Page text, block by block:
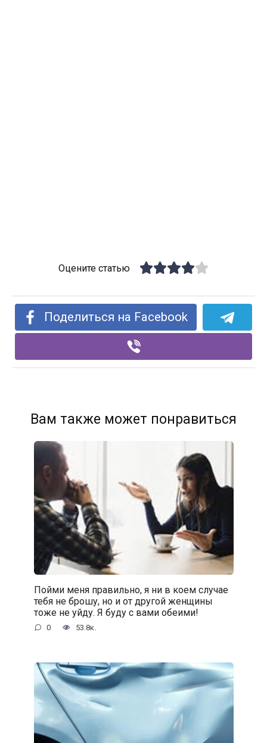
Оцените статью
Поделиться на Facebook
Вам также может понравиться
Пойми меня правильно, я ни в коем случае
тебя не брошу, но и от другой женщины
тоже не уйду. Я буду с вами обеими!
0 53.8к.